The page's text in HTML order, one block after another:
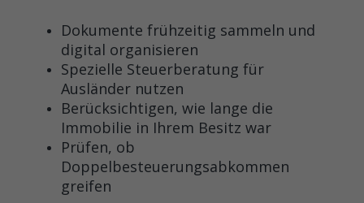
Dokumente frühzeitig sammeln und
digital organisieren
Spezielle Steuerberatung für
Ausländer nutzen
Berücksichtigen, wie lange die
Immobilie in Ihrem Besitz war
Prüfen, ob
Doppelbesteuerungsabkommen
greifen